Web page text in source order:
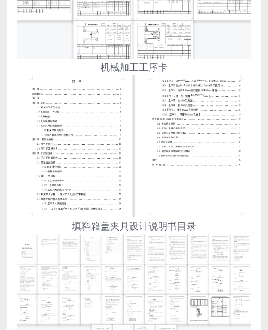
机械加工工序卡
填料箱盖夹具设计说明书目录